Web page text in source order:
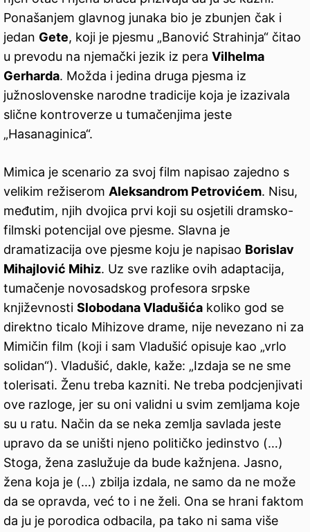
Ponašanjem glavnog junaka bio je zbunjen čak i
jedan Gete, koji je pjesmu „Banović Strahinja“ čitao
u prevodu na njemački jezik iz pera Vilhelma
Gerharda. Možda i jedina druga pjesma iz
južnoslovenske narodne tradicije koja je izazivala
slične kontroverze u tumačenjima jeste
„Hasanaginica“.
Mimica je scenario za svoj film napisao zajedno s
velikim režiserom Aleksandrom Petrovićem. Nisu,
međutim, njih dvojica prvi koji su osjetili dramsko-
filmski potencijal ove pjesme. Slavna je
dramatizacija ove pjesme koju je napisao Borislav
Mihajlović Mihiz. Uz sve razlike ovih adaptacija,
tumačenje novosadskog profesora srpske
književnosti Slobodana Vladušića koliko god se
direktno ticalo Mihizove drame, nije nevezano ni za
Mimičin film (koji i sam Vladušić opisuje kao „vrlo
solidan“). Vladušić, dakle, kaže: „Izdaja se ne sme
tolerisati. Ženu treba kazniti. Ne treba podcjenjivati
ove razloge, jer su oni validni u svim zemljama koje
su u ratu. Način da se neka zemlja savlada jeste
upravo da se uništi njeno političko jedinstvo (…)
Stoga, žena zaslužuje da bude kažnjena. Jasno,
žena koja je (…) zbilja izdala, ne samo da ne može
da se opravda, već to i ne želi. Ona se hrani faktom
da ju je porodica odbacila, pa tako ni sama više